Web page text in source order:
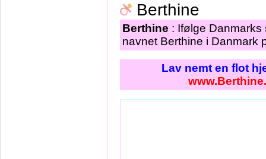
Berthine
Berthine : Ifølge Danmarks
navnet Berthine i Danmark
Lav nemt en flot